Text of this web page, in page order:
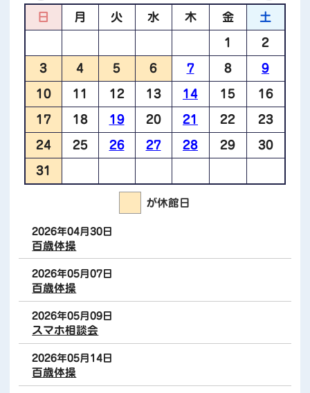
cafe de おおじ 開催日のお知らせ
06月17日
お知らせ
ミニリサイクル会開催
運動の日リニューアル
スマートフォン利用状況と自然災害に対する
意識・対策についてのアンケート結果
お知らせ
生活習慣・生活環境・運動習慣・食習慣と 健
康問題に関するアンケート 調査結果報告
お知らせ
日 月 火 水 木 金 土
1 2
3 4 5 6 7 8 9
10 11 12 13 14 15 16
17 18 19 20 21 22 23
24 25 26 27 28 29 30
31
が休館日
2026年04月30日
百歳体操
2026年05月07日
百歳体操
2026年05月09日
スマホ相談会
2026年05月14日
百歳体操